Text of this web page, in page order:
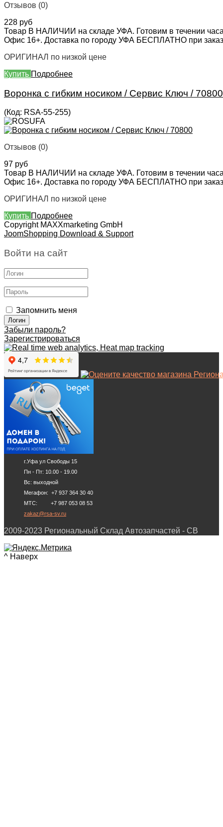
Отзывов (0)
228 руб
Товар В НАЛИЧИИ на складе УФА. Готовим в течении
Офис 16+. Доставка по городу УФА БЕСПЛАТНО при
ОРИГИНАЛ по низкой цене
Купить Подробнее
Воронка с гибким носиком / Сервис Ключ / 70800
(Код: RSA-55-255)
Отзывов (0)
97 руб
Товар В НАЛИЧИИ на складе УФА. Готовим в течении
Офис 16+. Доставка по городу УФА БЕСПЛАТНО при
ОРИГИНАЛ по низкой цене
Купить Подробнее
Copyright MAXXmarketing GmbH
JoomShopping Download & Support
Войти на сайт
Запомнить меня
Забыли пароль?
Зарегистрироваться
г.Уфа ул Свободы 15
Пн - Пт: 10.00 - 19.00
Вс: выходной
Мегафон: +7 937 364 30 40
МТС: +7 987 053 08 53
zakaz@rsa-sv.ru
2009-2023 Региональный Склад Автозапчастей - СВ
^ Наверх